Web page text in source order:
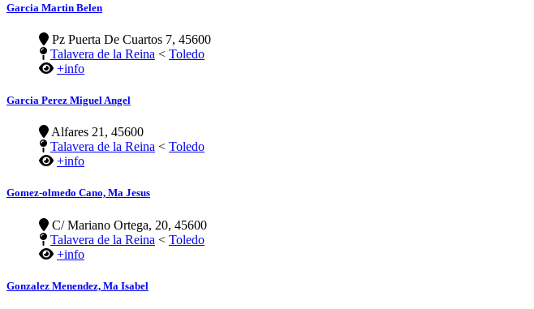
Garcia Martin Belen
Pz Puerta De Cuartos 7, 45600
Talavera de la Reina < Toledo
+info
Garcia Perez Miguel Angel
Alfares 21, 45600
Talavera de la Reina < Toledo
+info
Gomez-olmedo Cano, Ma Jesus
C/ Mariano Ortega, 20, 45600
Talavera de la Reina < Toledo
+info
Gonzalez Menendez, Ma Isabel